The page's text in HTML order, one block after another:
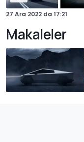
27 Ara 2022 da 17:21
Makaleler